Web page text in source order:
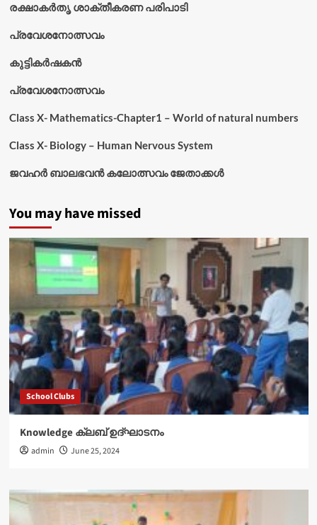
രക്ഷാകർതൃ ശാക്തീകരണ പരിപാടി
പ്രവേശനോത്സവം
കുട്ടികര്‍ഷകന്‍
പ്രവേശനോത്സവം
Class X- Mathematics-Chapter1 – World of natural numbers
Class X- Biology – Human Nervous System
ജവഹർ ബാലഭവൻ കലോത്സവം ജേതാക്കൾ
You may have missed
School Clubs
Knowledge ക്ലബ് ഉദ്‌ഘാടനം
admin June 25, 2024